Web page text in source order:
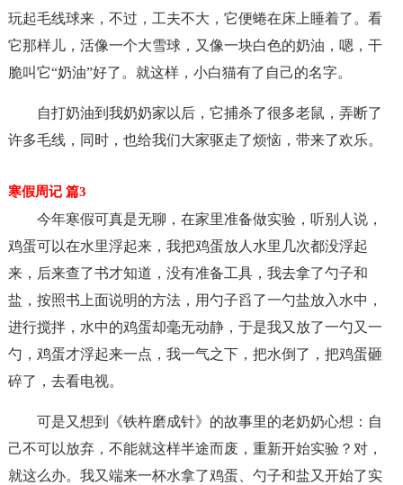
玩起毛线球来，不过，工夫不大，它便蜷在床上睡着了。看
它那样儿，活像一个大雪球，又像一块白色的奶油，嗯，干
脆叫它“奶油”好了。就这样，小白猫有了自己的名字。
自打奶油到我奶奶家以后，它捕杀了很多老鼠，弄断了
许多毛线，同时，也给我们大家驱走了烦恼，带来了欢乐。
寒假周记 篇3
今年寒假可真是无聊，在家里准备做实验，听别人说，
鸡蛋可以在水里浮起来，我把鸡蛋放人水里几次都没浮起
来，后来查了书才知道，没有准备工具，我去拿了勺子和
盐，按照书上面说明的方法，用勺子舀了一勺盐放入水中，
进行搅拌，水中的鸡蛋却毫无动静，于是我又放了一勺又一
勺，鸡蛋才浮起来一点，我一气之下，把水倒了，把鸡蛋砸
碎了，去看电视。
可是又想到《铁杵磨成针》的故事里的老奶奶心想：自
己不可以放弃，不能就这样半途而废，重新开始实验？对，
就这么办。我又端来一杯水拿了鸡蛋、勺子和盐又开始了实